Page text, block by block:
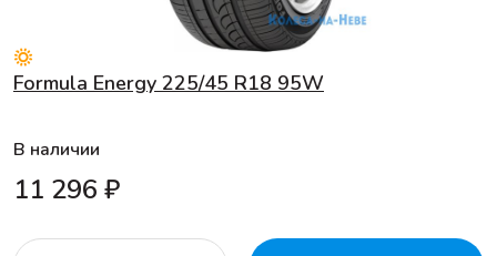
Formula Energy 225/45 R18 95W
В наличии
11 296 ₽